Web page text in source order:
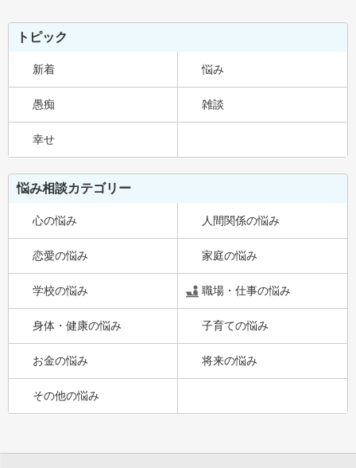
トピック
新着 悩み
愚痴 雑談
幸せ
悩み相談カテゴリー
心の悩み 人間関係の悩み
恋愛の悩み 家庭の悩み
学校の悩み 職場・仕事の悩み
身体・健康の悩み 子育ての悩み
お金の悩み 将来の悩み
その他の悩み